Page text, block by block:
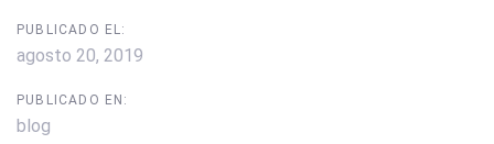
PUBLICADO EL:
agosto 20, 2019
PUBLICADO EN:
blog